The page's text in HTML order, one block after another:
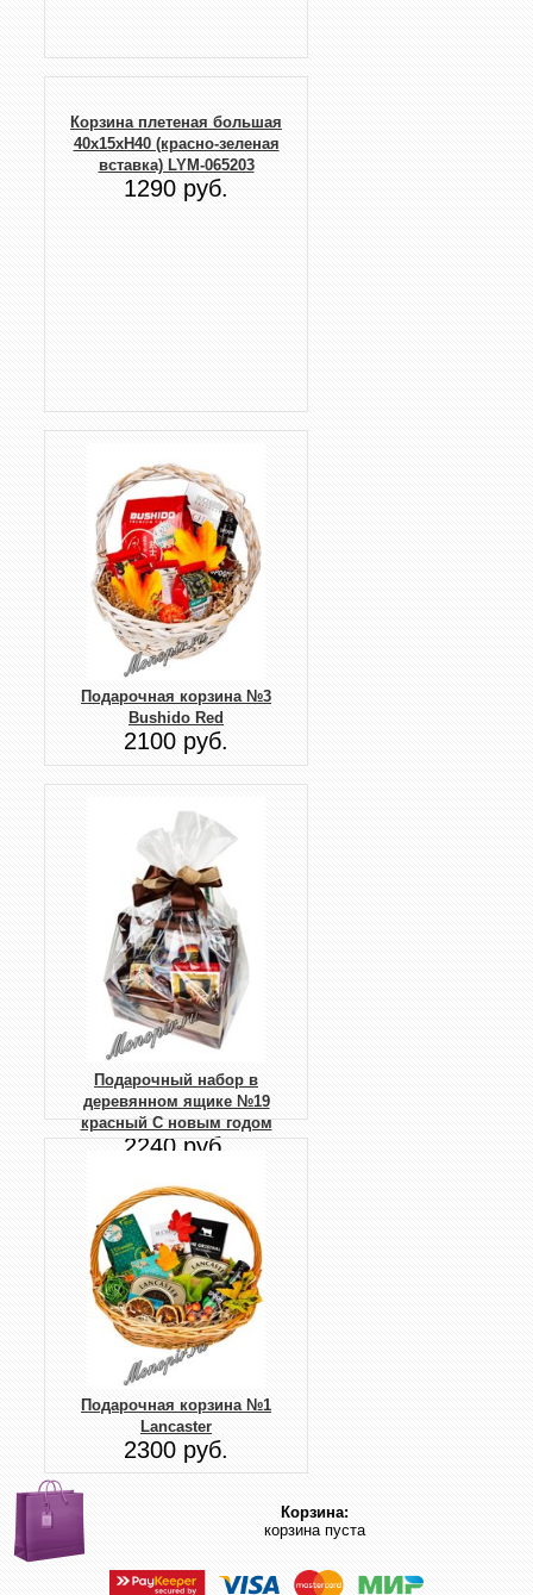
Корзина плетеная большая
40x15xH40 (красно-зеленая
вставка) LYM-065203
1290 руб.
Подарочная корзина №3
Bushido Red
2100 руб.
Подарочный набор в
деревянном ящике №19
красный С новым годом
2240 руб.
Подарочная корзина №1
Lancaster
2300 руб.
Корзина:
корзина пуста